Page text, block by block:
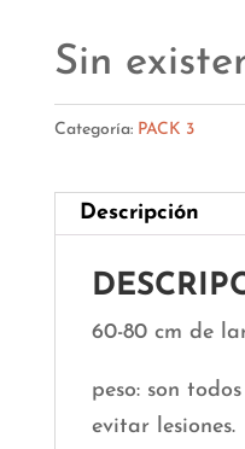
Sin
Categoría: PACK 3
Descripción
60-80 cm de
peso: son
evitar lesiones.